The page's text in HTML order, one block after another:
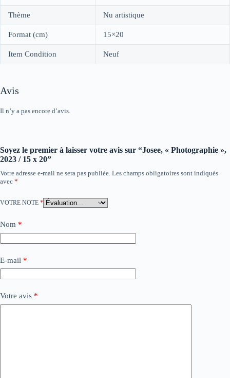
Thème Nu artistique
Format (cm) 15×20
Item Condition Neuf
Avis
Il n’y a pas encore d’avis.
Soyez le premier à laisser votre avis sur “Josee, « Photographie »,
2023 / 15 x 20”
Votre adresse e-mail ne sera pas publiée. Les champs obligatoires sont indiqués
avec *
VOTRE NOTE *
Nom *
E-mail *
Votre avis *